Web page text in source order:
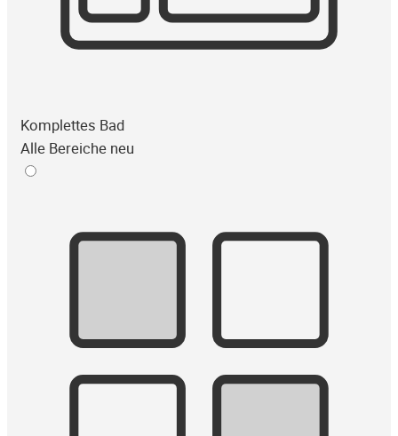
Komplettes Bad
Alle Bereiche neu